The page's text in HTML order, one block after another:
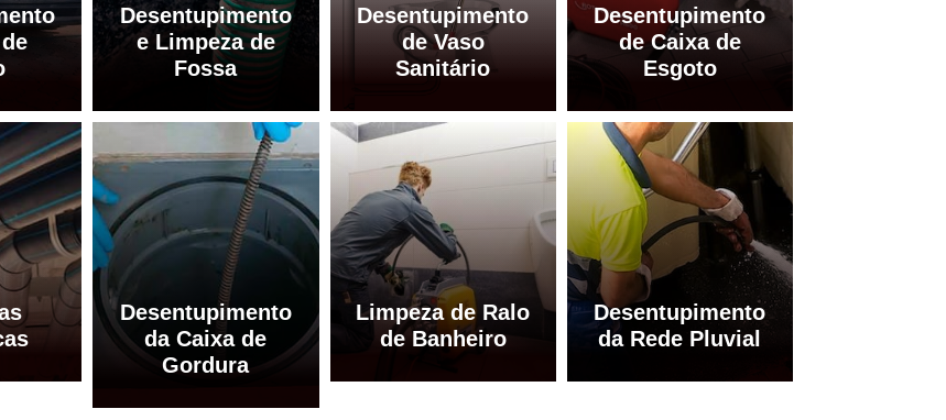
Desentupimento
e Limpeza de
Fossa
Desentupimento
de Vaso
Sanitário
Desentupimento
de Caixa de
Esgoto
Desentupimento
da Caixa de
Gordura
Limpeza de Ralo
de Banheiro
Desentupimento
da Rede Pluvial